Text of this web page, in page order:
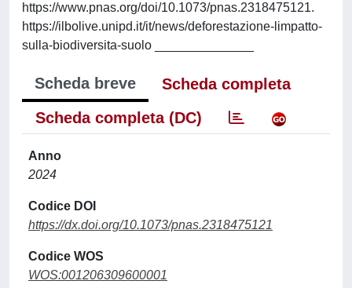
https://www.pnas.org/doi/10.1073/pnas.2318475121.
https://ilbolive.unipd.it/it/news/deforestazione-limpatto-
sulla-biodiversita-suolo ______________
Scheda breve
Scheda completa
Scheda completa (DC)
Anno
2024
Codice DOI
https://dx.doi.org/10.1073/pnas.2318475121
Codice WOS
WOS:001206309600001